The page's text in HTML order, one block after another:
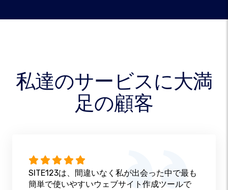
私達のサービスに大満
足の顧客
SITE123は、間違いなく私が出会った中で最も
簡単で使いやすいウェブサイト作成ツールで